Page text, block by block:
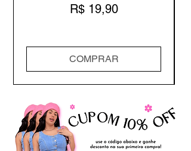
Preço
R$ 19,90
COMPRAR